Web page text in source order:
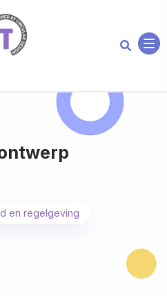
en regelgeving